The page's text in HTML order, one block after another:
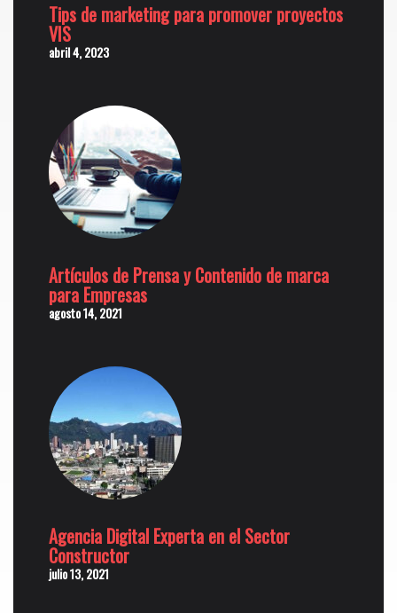
Tips de marketing para promover proyectos
VIS
abril 4, 2023
Artículos de Prensa y Contenido de marca
para Empresas
agosto 14, 2021
Agencia Digital Experta en el Sector
Constructor
julio 13, 2021